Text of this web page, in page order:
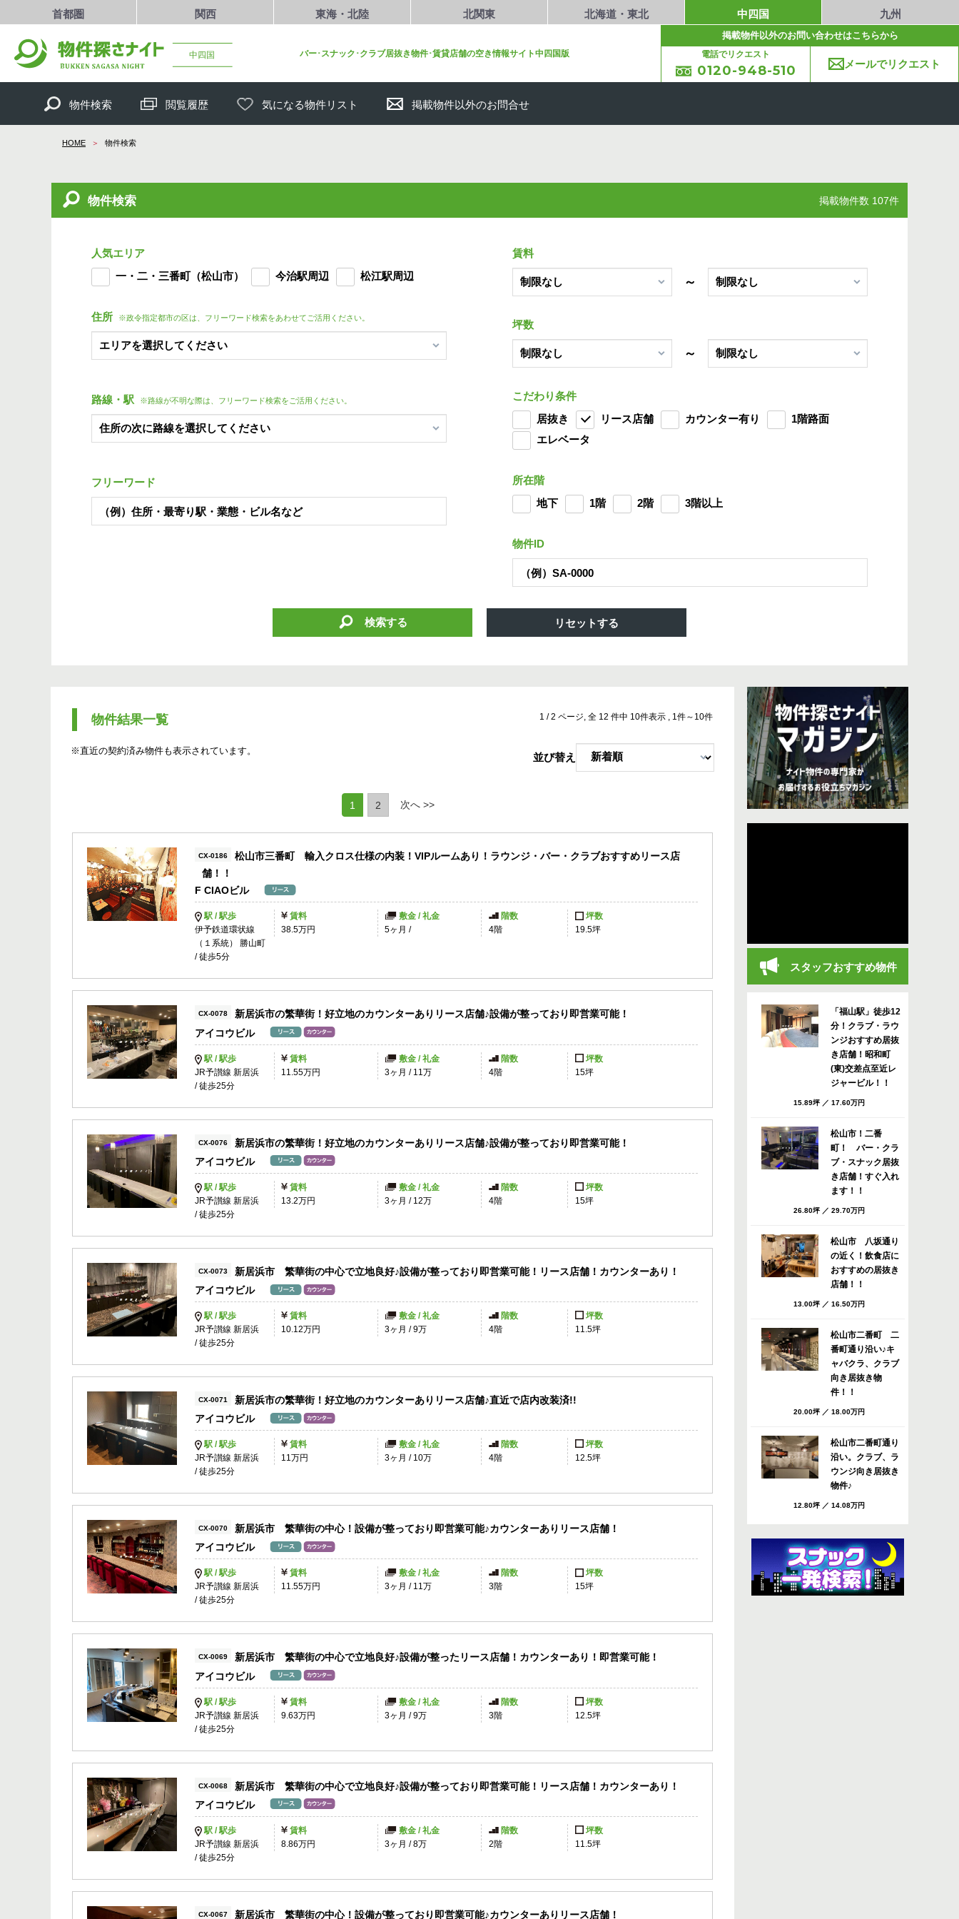
首都圏 関西 東海・北陸 北関東 北海道・東北 中四国 九州
中四国 バー･スナック･クラブ居抜き物件･賃貸店舗の空き情報サイト中四国版
掲載物件以外のお問い合わせはこちらから
電話でリクエスト
0120-948-510 メールでリクエスト
物件検索 閲覧履歴 気になる物件リスト 掲載物件以外のお問合せ
HOME 物件検索
物件検索 掲載物件数 107件
人気エリア
一・二・三番町（松山市）
今治駅周辺 松江駅周辺
住所 ※政令指定都市の区は、フリーワード検索をあわせてご活用ください。
路線・駅 ※路線が不明な際は、フリーワード検索をご活用ください。
フリーワード
賃料
～
坪数
～
こだわり条件
居抜き
リース店舗 カウンター有り
1階路面
エレベータ
所在階
地下
1階 2階 3階以上
物件ID
検索する
物件結果一覧 1 / 2 ページ, 全 12 件中 10件表示 , 1件～10件
※直近の契約済み物件も表示されています。
並び替え
1 (current)
2 次へ >>
CX-0186
松山市三番町 輸入クロス仕様の内装！VIPルームあり！ラウンジ・バー・クラブおすすめリース店
舗！！
F CIAOビル
駅 / 駅歩
伊予鉄道環状線
（１系統） 勝山町
/ 徒歩5分
賃料
38.5万円
敷金 / 礼金
5ヶ月 /
階数
4階
坪数
19.5坪
CX-0078
新居浜市の繁華街！好立地のカウンターありリース店舗♪設備が整っており即営業可能！
アイコウビル
駅 / 駅歩
JR予讃線 新居浜
/ 徒歩25分
賃料
11.55万円
敷金 / 礼金
3ヶ月 / 11万
階数
4階
坪数
15坪
CX-0076
新居浜市の繁華街！好立地のカウンターありリース店舗♪設備が整っており即営業可能！
アイコウビル
駅 / 駅歩
JR予讃線 新居浜
/ 徒歩25分
賃料
13.2万円
敷金 / 礼金
3ヶ月 / 12万
階数
4階
坪数
15坪
CX-0073
新居浜市 繁華街の中心で立地良好♪設備が整っており即営業可能！リース店舗！カウンターあり！
アイコウビル
駅 / 駅歩
JR予讃線 新居浜
/ 徒歩25分
賃料
10.12万円
敷金 / 礼金
3ヶ月 /9万
階数
4階
坪数
11.5坪
CX-0071
新居浜市の繁華街！好立地のカウンターありリース店舗♪直近で店内改装済!!
アイコウビル
駅 / 駅歩
JR予讃線 新居浜
/ 徒歩25分
賃料
11万円
敷金 / 礼金
3ヶ月 / 10万
階数
4階
坪数
12.5坪
CX-0070
新居浜市 繁華街の中心！設備が整っており即営業可能♪カウンターありリース店舗！
アイコウビル
駅 / 駅歩
JR予讃線 新居浜
/ 徒歩25分
賃料
11.55万円
敷金 / 礼金
3ヶ月 / 11万
階数
3階
坪数
15坪
CX-0069
新居浜市 繁華街の中心で立地良好♪設備が整ったリース店舗！カウンターあり！即営業可能！
アイコウビル
駅 / 駅歩
JR予讃線 新居浜
/ 徒歩25分
賃料
9.63万円
敷金 / 礼金
3ヶ月 /9万
階数
3階
坪数
12.5坪
CX-0068
新居浜市 繁華街の中心で立地良好♪設備が整っており即営業可能！リース店舗！カウンターあり！
アイコウビル
駅 / 駅歩
JR予讃線 新居浜
/ 徒歩25分
賃料
8.86万円
敷金 / 礼金
3ヶ月 /8万
階数
2階
坪数
11.5坪
CX-0067
新居浜市 繁華街の中心！設備が整っており即営業可能♪カウンターありリース店舗！
スタッフおすすめ物件
「福山駅」徒歩12
分！クラブ・ラウ
ンジおすすめ居抜
き店舗！昭和町
(東)交差点至近レ
ジャービル！！
15.89坪 ／ 17.60万円
松山市！二番
町！ バー・クラ
ブ・スナック居抜
き店舗！すぐ入れ
ます！！
26.80坪 ／ 29.70万円
松山市 八坂通り
の近く！飲食店に
おすすめの居抜き
店舗！！
13.00坪 ／ 16.50万円
松山市二番町 二
番町通り沿い♪キ
ャバクラ、クラブ
向き居抜き物
件！！
20.00坪 ／ 18.00万円
松山市二番町通り
沿い。クラブ、ラ
ウンジ向き居抜き
物件♪
12.80坪 ／ 14.08万円
松山市 八坂通り
すぐのバー・スナ
ック向き居抜き店
舗！共益費・ごみ
処理費サービ